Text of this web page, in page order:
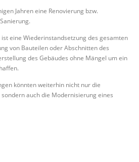
Jahren eine Renovierung bzw.
eine Wiederinstandsetzung des gesamten
von Bauteilen oder Abschnitten des
des Gebäudes ohne Mängel um ein
könnten weiterhin nicht nur die
auch die Modernisierung eines